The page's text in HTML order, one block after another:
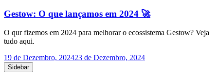
Gestow: O que lançamos em 2024 🚀
O qur fizemos em 2024 para melhorar o ecossistema Gestow? Veja
tudo aqui.
19 de Dezembro, 202423 de Dezembro, 2024
Sidebar